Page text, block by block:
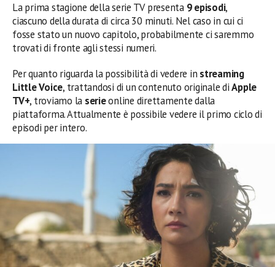
La prima stagione della serie TV presenta 9 episodi,
ciascuno della durata di circa 30 minuti. Nel caso in cui ci
fosse stato un nuovo capitolo, probabilmente ci saremmo
trovati di fronte agli stessi numeri.
Per quanto riguarda la possibilità di vedere in streaming
Little Voice, trattandosi di un contenuto originale diApple
TV+, troviamo la serieonline direttamente dalla
piattaforma. Attualmente è possibile vedere il primo ciclo di
episodi per intero.